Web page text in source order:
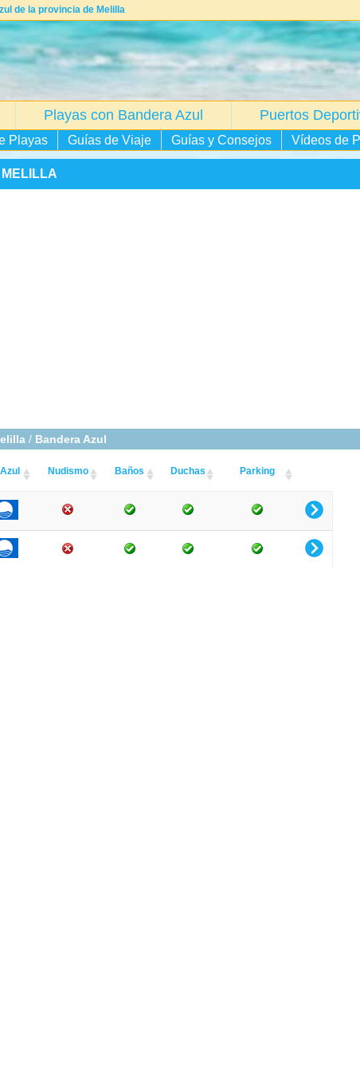
de la provincia de Melilla
Playas con Bandera Azul Puertos
Playas Guías de Viaje Guías y Consejos Vídeos de
/ Bandera Azul
Nudismo Baños Duchas Parking